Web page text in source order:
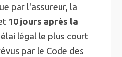
par l'assureur, la
10 jours après la
légal le plus court
par le Code des